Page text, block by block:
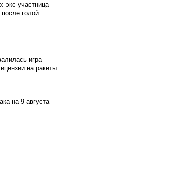
экс-участница
голой
игра
на ракеты
на 9 августа